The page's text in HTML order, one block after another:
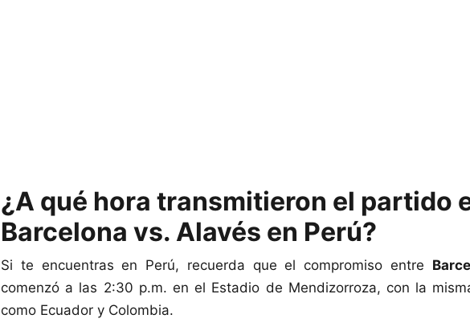
¿A qué hora transmitieron el partido
Barcelona vs. Alavés en Perú?
Si te encuentras en Perú, recuerda que el compromiso entre
comenzó a las 2:30 p.m. en el Estadio de Mendizorroza, con la
como Ecuador y Colombia.